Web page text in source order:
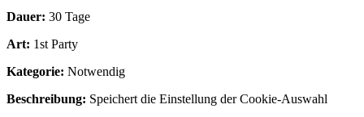
Dauer: 30 Tage
Art: 1st Party
Kategorie: Notwendig
Beschreibung: Speichert die Einstellung der Cookie-Auswahl